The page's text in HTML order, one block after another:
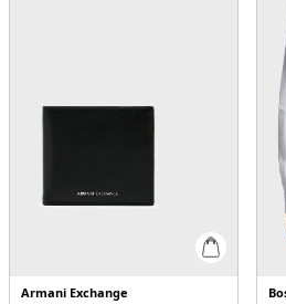
Armani Exchange